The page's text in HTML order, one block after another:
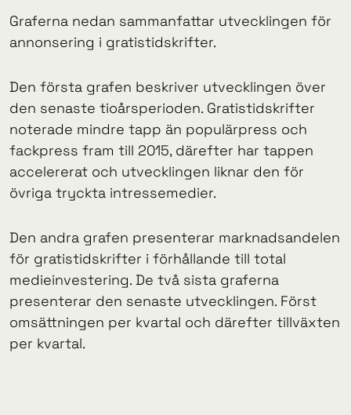
Graferna nedan sammanfattar utvecklingen för
annonsering i gratistidskrifter.
Den första grafen beskriver utvecklingen över
den senaste tioårsperioden. Gratistidskrifter
noterade mindre tapp än populärpress och
fackpress fram till 2015, därefter har tappen
accelererat och utvecklingen liknar den för
övriga tryckta intressemedier.
Den andra grafen presenterar marknadsandelen
för gratistidskrifter i förhållande till total
medieinvestering. De två sista graferna
presenterar den senaste utvecklingen. Först
omsättningen per kvartal och därefter tillväxten
per kvartal.